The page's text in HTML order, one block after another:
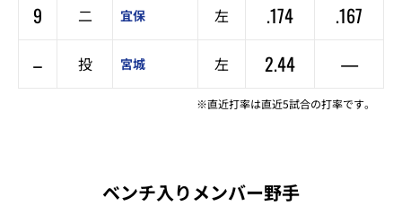
9
二 宜保 左 .174
.167
–
投 宮城 左 2.44 —
※直近打率は直近5試合の打率です。
ベンチ入りメンバー野手